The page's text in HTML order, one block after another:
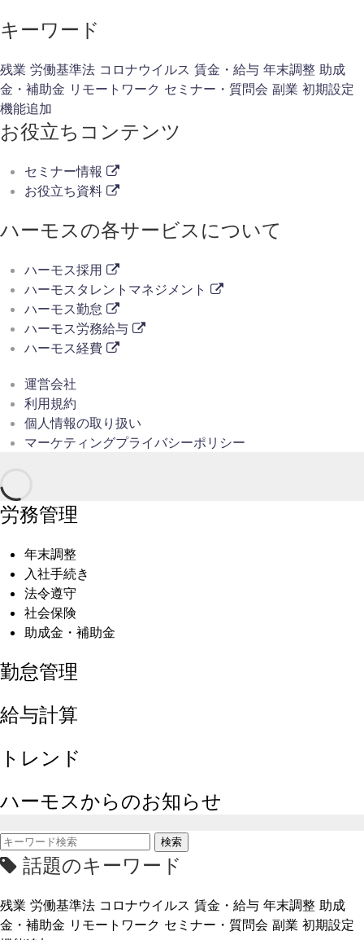
キーワード
残業 労働基準法 コロナウイルス 賃金・給与 年末調整 助成
金・補助金 リモートワーク セミナー・質問会 副業 初期設定
機能追加
お役立ちコンテンツ
セミナー情報
お役立ち資料
ハーモスの各サービスについて
ハーモス採用
ハーモスタレントマネジメント
ハーモス勤怠
ハーモス労務給与
ハーモス経費
運営会社
利用規約
個人情報の取り扱い
マーケティングプライバシーポリシー
労務管理
年末調整
入社手続き
法令遵守
社会保険
助成金・補助金
勤怠管理
給与計算
トレンド
ハーモスからのお知らせ
検索
話題のキーワード
残業 労働基準法 コロナウイルス 賃金・給与 年末調整 助成
金・補助金 リモートワーク セミナー・質問会 副業 初期設定